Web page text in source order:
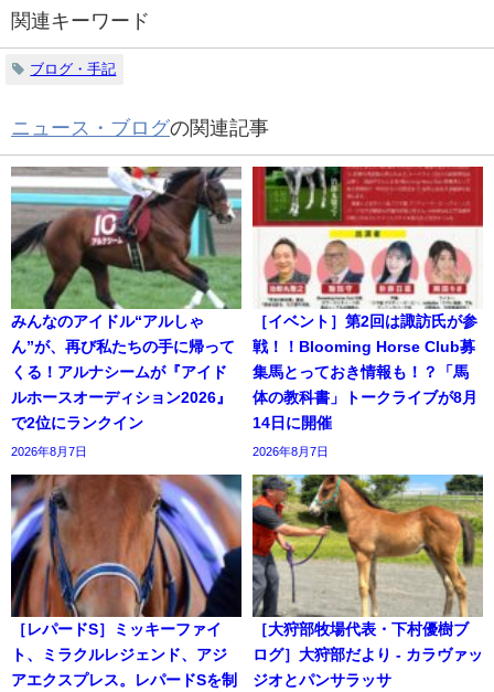
関連キーワード
ブログ・手記
ニュース・ブログの関連記事
みんなのアイドル“アルしゃ
ん”が、再び私たちの手に帰って
くる！アルナシームが『アイド
ルホースオーディション2026』
で2位にランクイン
2026年8月7日
［イベント］第2回は諏訪氏が参
戦！！Blooming Horse Club募
集馬とっておき情報も！？「馬
体の教科書」トークライブが8月
14日に開催
2026年8月7日
［レパードS］ミッキーファイ
ト、ミラクルレジェンド、アジ
アエクスプレス。レパードSを制
［大狩部牧場代表・下村優樹ブ
ログ］大狩部だより - カラヴァッ
ジオとパンサラッサ